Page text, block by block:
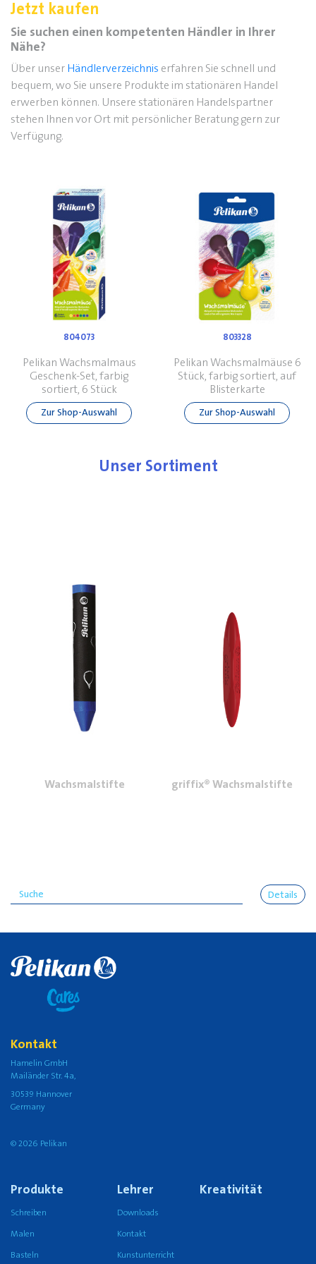
Jetzt kaufen
Sie suchen einen kompetenten Händler in Ihrer
Nähe?
Über unser Händlerverzeichnis erfahren Sie schnell und
bequem, wo Sie unsere Produkte im stationären Handel
erwerben können. Unsere stationären Handelspartner
stehen Ihnen vor Ort mit persönlicher Beratung gern zur
Verfügung.
804073
Pelikan Wachsmalmaus
Geschenk-Set, farbig
sortiert, 6 Stück
Zur Shop-Auswahl
803328
Pelikan Wachsmalmäuse 6
Stück, farbig sortiert, auf
Blisterkarte
Zur Shop-Auswahl
Unser Sortiment
Wachsmalstifte griffix® Wachsmalstifte
Details
Kontakt
Hamelin GmbH
Mailänder Str. 4a,
30539 Hannover
Germany
© 2026 Pelikan
Produkte
Schreiben
Malen
Basteln
Lehrer
Downloads
Kontakt
Kunstunterricht
Kreativität